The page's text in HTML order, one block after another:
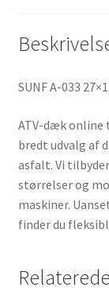
SUNF A-033
ATV-dæk online
bredt udvalg af
asfalt. Vi
størrelser og
maskiner.
finder du